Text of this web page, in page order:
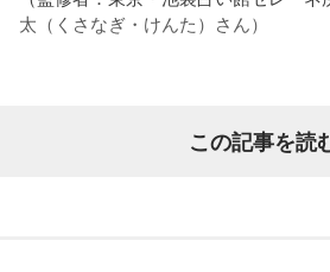
ほのか：はい。私は「自分自身を分か
差別しているわけではなくてね。私達
やっぱり、この世に生きている限りは
太（くさなぎ・けんた）さん）
山奥の大きなダムを見学しているあな
この記事を読